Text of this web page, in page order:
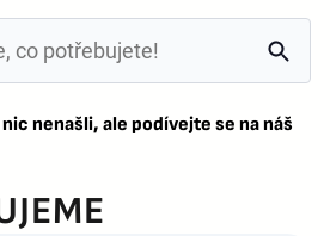
nenašli, ale podívejte se na náš